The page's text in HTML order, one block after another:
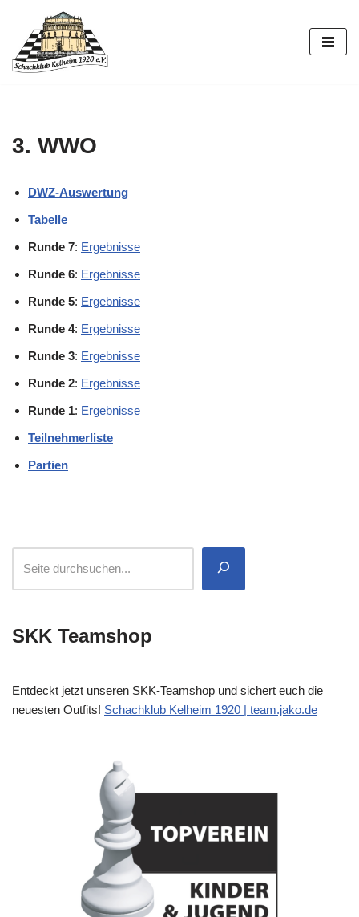
Zum
Inhalt
3. WWO
DWZ-Auswertung
Tabelle
Runde 7: Ergebnisse
Runde 6: Ergebnisse
Runde 5: Ergebnisse
Runde 4: Ergebnisse
Runde 3: Ergebnisse
Runde 2: Ergebnisse
Runde 1: Ergebnisse
Teilnehmerliste
Partien
SKK Teamshop
Entdeckt jetzt unseren SKK-Teamshop und sichert euch die
neuesten Outfits! Schachklub Kelheim 1920 | team.jako.de